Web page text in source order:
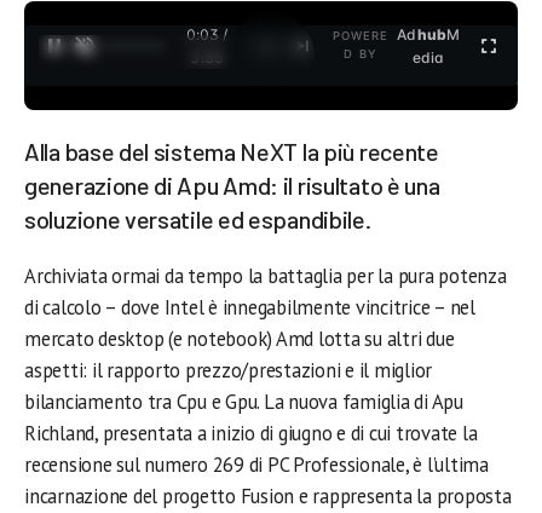
0:04 /
3:35
POWERE
D BY
AdhubM
edia
Alla base del sistema NeXT la più recente
generazione di Apu Amd: il risultato è una
soluzione versatile ed espandibile.
Archiviata ormai da tempo la battaglia per la pura potenza
di calcolo – dove Intel è innegabilmente vincitrice – nel
mercato desktop (e notebook) Amd lotta su altri due
aspetti: il rapporto prezzo/prestazioni e il miglior
bilanciamento tra Cpu e Gpu. La nuova famiglia di Apu
Richland, presentata a inizio di giugno e di cui trovate la
recensione sul numero 269 di PC Professionale, è l’ultima
incarnazione del progetto Fusion e rappresenta la proposta